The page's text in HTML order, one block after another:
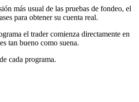
más usual de las pruebas de fondeo, el
para obtener su cuenta real.
el trader comienza directamente en
tan bueno como suena.
cada programa.